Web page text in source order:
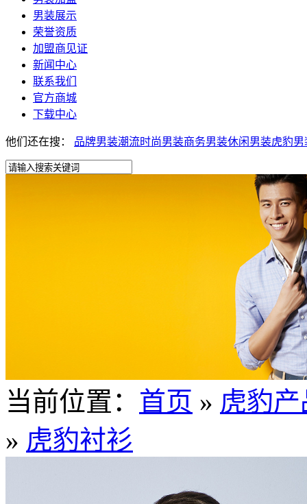
男装展示
荣誉资质
加盟商见证
新闻中心
联系我们
官方商城
下载中心
他们还在搜： 品牌男装潮流时尚男装商务男装休闲男装虎豹男
当前位置： 首页 » 虎豹
» 虎豹衬衫